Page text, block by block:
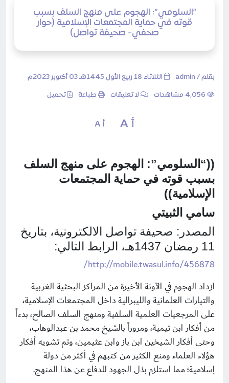
“السلومي”: الهجوم على منهج السلف بسبب
قوته في حماية المجتمعات الإسلامية (حوار
صحفي- صحيفة تواصل)
بقلم / admin الثلاثاء 18 ربيع الأول 1445هـ 03 أكتوبر 2023م
لا تعليقات طباعة تحميل
أ A أ A
((“السلومي”: الهجوم على منهج السلف
بسبب قوته في حماية المجتمعات
الإسلامية))
سامي الثبيتي
المصدر: صحيفة تواصل الالكترونية، بتاريخ
11 رمضان 1437هـ، الرابط التالي:
http://mobile.twasul.info/456878
/
ازداد الهجوم في الآونة الأخيرة من المراكز البحثية الغربية
والتيارات العلمانية والليبرالية داخل المجتمعات الإسلامية،
على المرجعيات العلمية السلفية ومنهج السلف الصالح، بدءاً
من أفكار ابن تيمية، ومروراً بالشيخ محمد بن عبدالوهاب،
وحتى أفكار الشيخين ابن باز وابن عثيمين، وتم تشويه أفكار
هؤلاء العلماء ومنع الكثير من كتبهم في أكثر من دولة
إسلامية؛ مما استلزم بذل الجهود للدفاع عن هذا المنهج.